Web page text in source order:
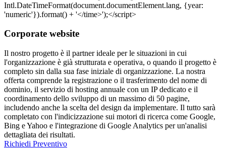
Corporate website
Il nostro progetto è il partner ideale per le situazioni in cui
l'organizzazione è già strutturata e operativa, o quando il progetto è
completo sin dalla sua fase iniziale di organizzazione. La nostra
offerta comprende la registrazione o il trasferimento del nome di
dominio, il servizio di hosting annuale con un IP dedicato e il
coordinamento dello sviluppo di un massimo di 50 pagine,
includendo anche la scelta del design da implementare. Il tutto sarà
completato con l'indicizzazione sui motori di ricerca come Google,
Bing e Yahoo e l'integrazione di Google Analytics per un'analisi
dettagliata dei risultati.
Richiedi Preventivo